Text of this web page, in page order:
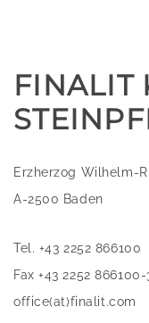
FINALIT
Erzherzog Wilhelm-
A-2500 Baden
Tel. +43 2252 866100
Fax +43 2252 866100-
office(at)finalit.com